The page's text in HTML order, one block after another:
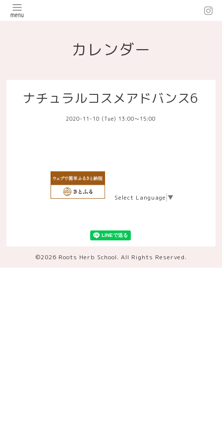
カレンダー
ナチュラルコスメアドバンス6
2020-11-10 (Tue) 13:00～15:00
Select Language ▼
©2026 Roots Herb School. All Rights Reserved.